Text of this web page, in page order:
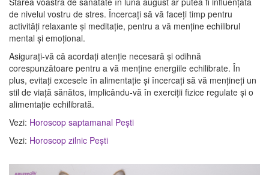
de nivelul vostru de stres. Încercați să vă faceți timp pentru
activități relaxante și meditație, pentru a vă menține echilibrul
mental și emoțional.
Asigurați-vă că acordați atenție necesară și odihnă
corespunzătoare pentru a vă menține energiile echilibrate. În
plus, evitați excesele în alimentație și încercați să vă mențineți un
stil de viață sănătos, implicându-vă în exerciții fizice regulate și o
alimentație echilibrată.
Vezi: Horoscop saptamanal Pești
Vezi: Horoscop zilnic Pești